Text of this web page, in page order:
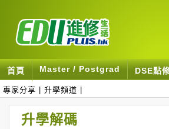
首頁 Master / Postgrad DSE點
專家分享 升學頻道
升學解碼